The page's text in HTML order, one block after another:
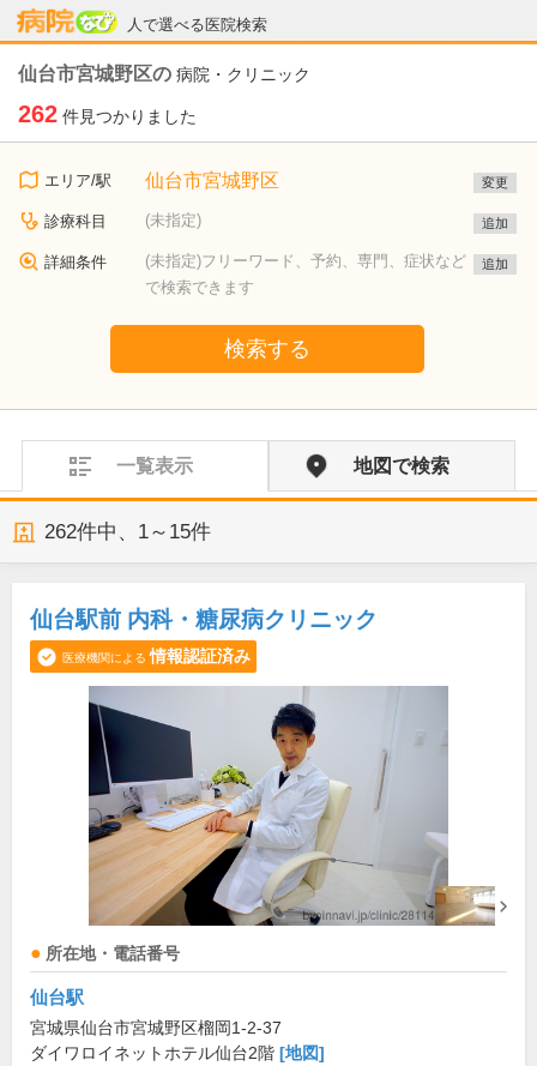
人で選べる医院検索
病院なび
仙台市宮城野区の 病院・クリニック
262 件見つかりました
エリア/駅 仙台市宮城野区 変更
診療科目 (未指定) 追加
詳細条件
(未指定)フリーワード、予約、専門、症状など
で検索できます
追加
検索する
一覧表示 地図で検索
262件中、 1～15件
仙台駅前 内科・糖尿病クリニック
医療機関による 情報認証済み
所在地・電話番号
仙台駅
宮城県仙台市宮城野区榴岡1-2-37
ダイワロイネットホテル仙台2階 [地図]